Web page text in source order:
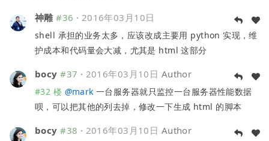
神雕 #36 · 2016年03月10日
shell 承担的业务太多，应该改成主要用 python 实现，维
护成本和代码量会大减，尤其是 html 这部分
bocy #37 · 2016年03月10日 Author
#32 楼 @mark 一台服务器就只监控一台服务器性能数据
呗，可以把其他的列去掉，修改一下生成 html 的脚本
bocy #38 · 2016年03月10日 Author